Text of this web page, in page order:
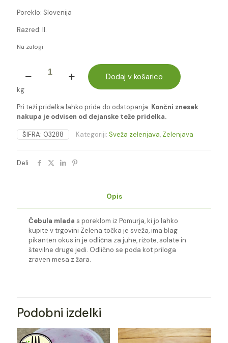
Poreklo: Slovenija
Razred: II.
Na zalogi
LOKALNO
količina
kg
Dodaj v košarico
Pri teži pridelka lahko pride do odstopanja. Končni znesek
nakupa je odvisen od dejanske teže pridelka.
ŠIFRA: 03288 Kategoriji: Sveža zelenjava, Zelenjava
Deli
Opis
Čebula mlada s poreklom iz Pomurja, ki jo lahko
kupite v trgovini Zelena točka je sveža, ima blag
pikanten okus in je odlična za juhe, rižote, solate in
številne druge jedi. Odlično se poda kot priloga
zraven mesa z žara.
Podobni izdelki